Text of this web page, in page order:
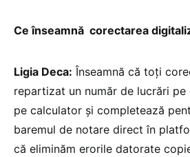
Ce înseamnă corectarea
Ligia Deca: Înseamnă că toți
repartizat un număr de lucrări
pe calculator și completează
baremul de notare direct în
că eliminăm erorile datorate